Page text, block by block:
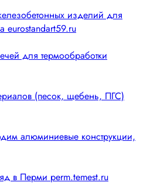
изделий для
eurostandart59.ru
для термообработки
(песок, щебень, ПГС)
алюминиевые конструкции,
в Перми perm.temest.ru